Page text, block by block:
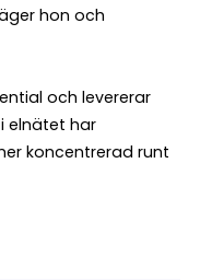
hon och
och levererar
elnätet har
koncentrerad runt